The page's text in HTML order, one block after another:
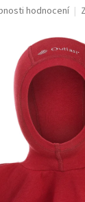
hodnocení